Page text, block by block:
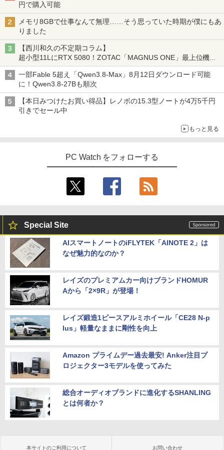
円で購入可能
メモリ8GBで仕事なんて無理……そう思っていた時期が僕にもあ
りました
【西川和久の不定期コラム】
超小型11LにRTX 5080！ZOTAC「MAGNUS ONE」最上位機の
実力を探る
一部Fable 5超え「Qwen3.8-Max」8月12日ダウンロード可能
に！Qwen3.8-27Bも順次
【本日みつけたお買い得品】レノボの15.3型ノートが4万5千円
引きでセール中
もっと見る
PC Watch をフォローする
Special Site
AIスマートノートのiFLYTEK「AINOTE 2」は
なぜ魅力的なのか？
レイズのプレミアムカー向けブランドHOMUR
Aから「2×9R」が登場！
レイズ鍛造1ピースアルミホイール「CE28 N-p
lus」軽量なままに剛性を向上
Amazon プライムデー過去最安! Anker注目プ
ロジェクター3モデルを使ってみた
総合オーディオブランドに進化するSHANLING
とは何者か？
本サイトのご利用について お問い合わせ